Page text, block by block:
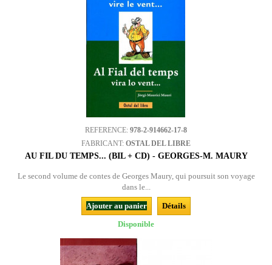
REFERENCE: 978-2-914662-17-8
FABRICANT: OSTAL DEL LIBRE
AU FIL DU TEMPS... (BIL + CD) - GEORGES-M. MAURY
Le second volume de contes de Georges Maury, qui poursuit son voyage
dans le...
Ajouter au panier
Détails
Disponible